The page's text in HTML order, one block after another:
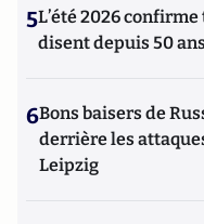
5L’été 2026
disent depuis 50
6Bons baisers de
derrière les
Leipzig